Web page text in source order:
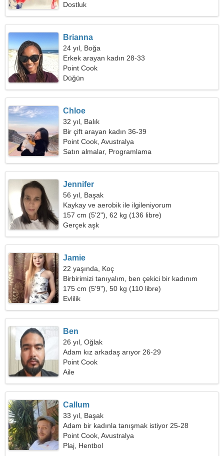
Dostluk
Brianna
24 yıl, Boğa
Erkek arayan kadın 28-33
Point Cook
Düğün
Chloe
32 yıl, Balık
Bir çift arayan kadın 36-39
Point Cook, Avustralya
Satın almalar, Programlama
Jennifer
56 yıl, Başak
Kaykay ve aerobik ile ilgileniyorum
157 cm (5'2"), 62 kg (136 libre)
Gerçek aşk
Jamie
22 yaşında, Koç
Birbirimizi tanıyalım, ben çekici bir kadınım
175 cm (5'9"), 50 kg (110 libre)
Evlilik
Ben
26 yıl, Oğlak
Adam kız arkadaş arıyor 26-29
Point Cook
Aile
Callum
33 yıl, Başak
Adam bir kadınla tanışmak istiyor 25-28
Point Cook, Avustralya
Plaj, Hentbol